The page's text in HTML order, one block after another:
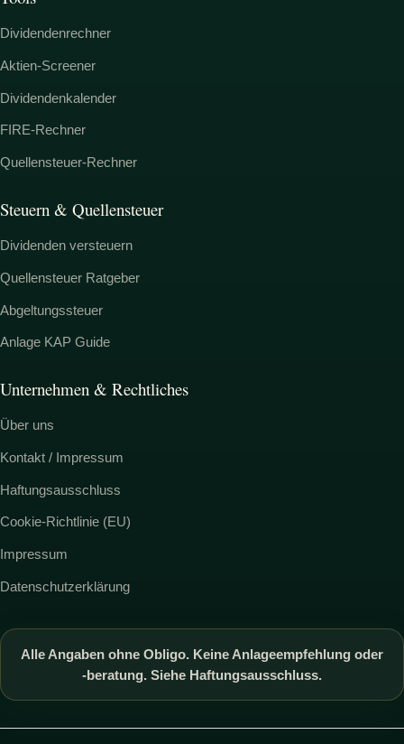
Dividendenrechner
Aktien-Screener
Dividendenkalender
FIRE-Rechner
Quellensteuer-Rechner
Steuern & Quellensteuer
Dividenden versteuern
Quellensteuer Ratgeber
Abgeltungssteuer
Anlage KAP Guide
Unternehmen & Rechtliches
Über uns
Kontakt / Impressum
Haftungsausschluss
Cookie-Richtlinie (EU)
Impressum
Datenschutzerklärung
Alle Angaben ohne Obligo. Keine Anlageempfehlung oder
-beratung. Siehe Haftungsausschluss.